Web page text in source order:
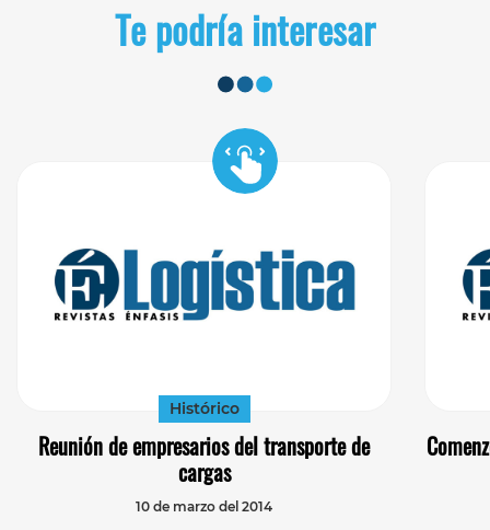
Te podría interesar
Histórico
Reunión de empresarios del transporte de
cargas
10 de marzo del 2014